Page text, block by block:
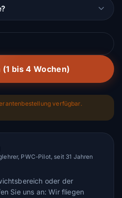
bis 4 Wochen)
verfügbar.
PWC-Pilot, seit 31 Jahren
oder der
Sie uns an: Wir fliegen